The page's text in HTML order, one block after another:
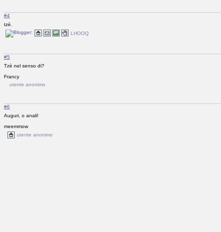
#4
tzè.
LHOOQ
#5
Tzè nel senso di?
Francy
utente anonimo
#6
Auguri, o anali!
meemmow
utente anonimo